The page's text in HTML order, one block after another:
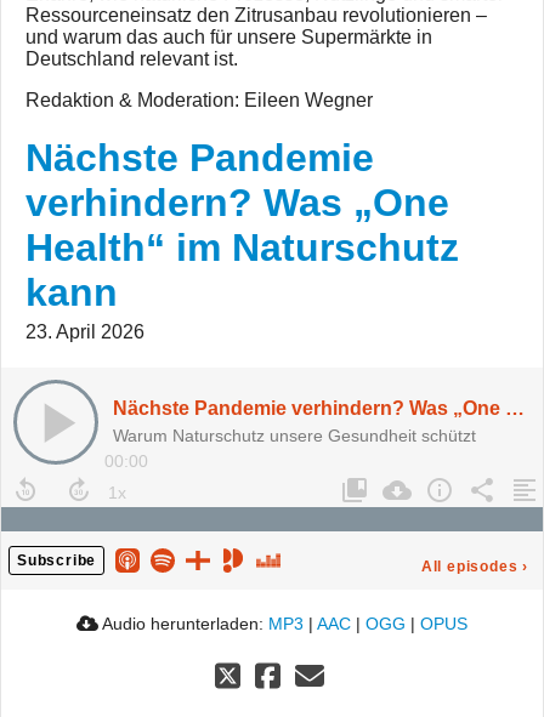
Ressourceneinsatz den Zitrusanbau revolutionieren –
und warum das auch für unsere Supermärkte in
Deutschland relevant ist.
Redaktion & Moderation: Eileen Wegner
Nächste Pandemie
verhindern? Was „One
Health“ im Naturschutz
kann
23. April 2026
Nächste Pandemie verhindern? Was „One Health“ im Naturschutz kann
Warum Naturschutz unsere Gesundheit schützt
00:00
Subscribe All episodes ›
Audio herunterladen: MP3 | AAC | OGG | OPUS